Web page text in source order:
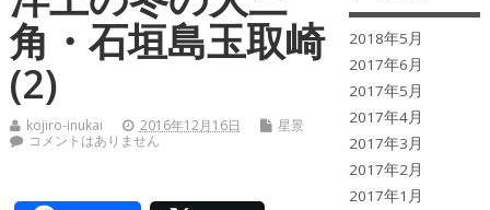
角・石垣島玉取崎
(2)
kojiro-inukai 2016年12月16日
星景
コメントはありません
2018年5月
2017年6月
2017年5月
2017年4月
2017年3月
2017年2月
2017年1月